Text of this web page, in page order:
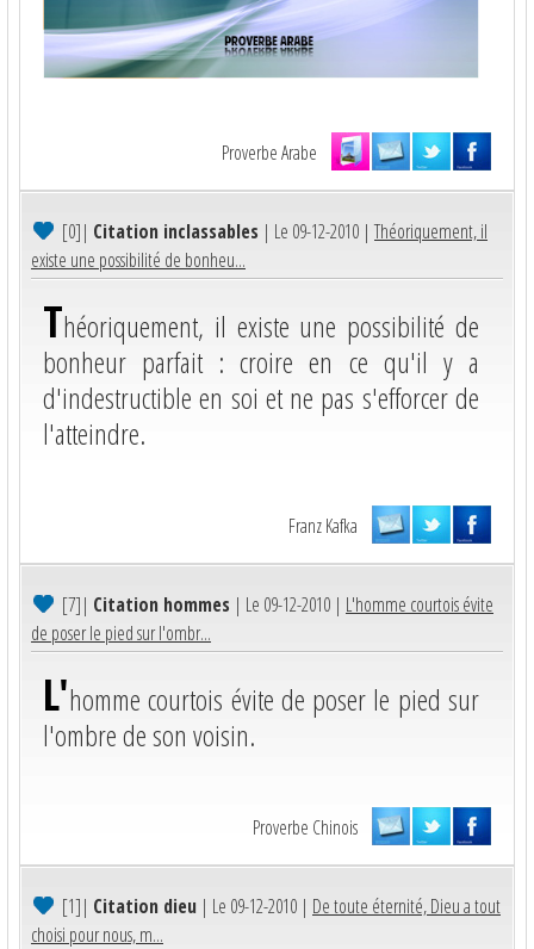
Proverbe Arabe
[0]| Citation inclassables | Le 09-12-2010 |Théoriquement, il
existe une possibilité de bonheu...
Théoriquement, il existe une possibilité de
bonheur parfait : croire en ce qu'il y a
d'indestructible en soi et ne pas s'efforcer de
l'atteindre.
Franz Kafka
[7]| Citation hommes | Le 09-12-2010 | L'homme courtois évite
de poser le pied sur l'ombr...
L'homme courtois évite de poser le pied sur
l'ombre de son voisin.
Proverbe Chinois
[1]| Citation dieu | Le 09-12-2010 | De toute éternité, Dieu a tout
choisi pour nous, m...